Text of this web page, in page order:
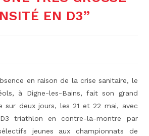
EN D3”
en raison de la crise sanitaire, le
à Digne-les-Bains, fait son grand
sur deux jours, les 21 et 22 mai, avec
triathlon en contre-la-montre par
jeunes aux championnats de